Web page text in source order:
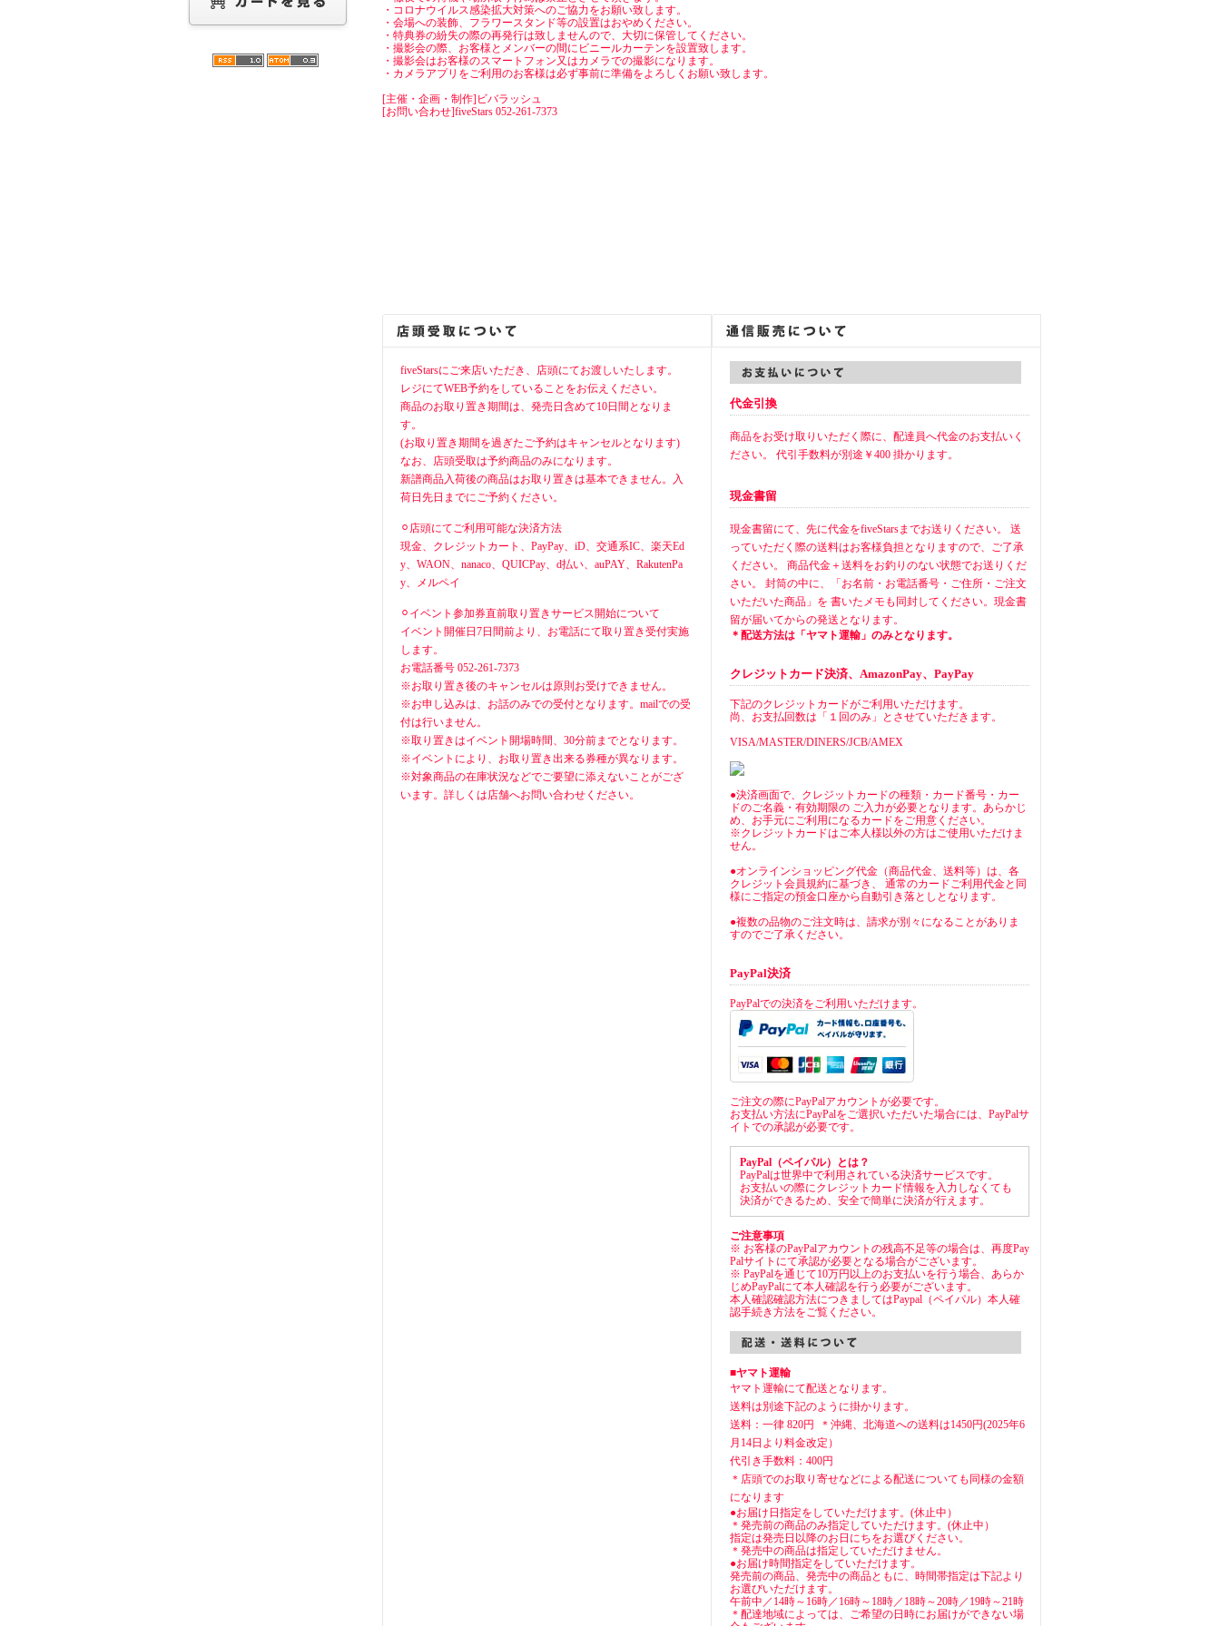
・コロナウイルス感染拡大対策へのご協力をお願い致します。
・会場への装飾、フラワースタンド等の設置はおやめください。
・特典券の紛失の際の再発行は致しませんので、大切に保管してください。
・撮影会の際、お客様とメンバーの間にビニールカーテンを設置致します。
・撮影会はお客様のスマートフォン又はカメラでの撮影になります。
・カメラアプリをご利用のお客様は必ず事前に準備をよろしくお願い致します。
[主催・企画・制作]ビバラッシュ
[お問い合わせ]fiveStars 052-261-7373
fiveStarsにご来店いただき、店頭にてお渡しいたします。
レジにてWEB予約をしていることをお伝えください。
商品のお取り置き期間は、発売日含めて10日間となりま
す。
(お取り置き期間を過ぎたご予約はキャンセルとなります)
なお、店頭受取は予約商品のみになります。
新譜商品入荷後の商品はお取り置きは基本できません。入
荷日先日までにご予約ください。
⚪︎店頭にてご利用可能な決済方法
現金、クレジットカート、PayPay、iD、交通系IC、楽天Ed
y、WAON、nanaco、QUICPay、d払い、auPAY、RakutenPa
y、メルペイ
⚪︎イベント参加券直前取り置きサービス開始について
イベント開催日7日間前より、お電話にて取り置き受付実施
します。
お電話番号 052-261-7373
※お取り置き後のキャンセルは原則お受けできません。
※お申し込みは、お話のみでの受付となります。mailでの受
付は行いません。
※取り置きはイベント開場時間、30分前までとなります。
※イベントにより、お取り置き出来る券種が異なります。
※対象商品の在庫状況などでご要望に添えないことがござ
います。詳しくは店舗へお問い合わせください。
代金引換
商品をお受け取りいただく際に、配達員へ代金のお支払いく
ださい。 代引手数料が別途￥400 掛かります。
現金書留
現金書留にて、先に代金をfiveStarsまでお送りください。 送
っていただく際の送料はお客様負担となりますので、ご了承
ください。 商品代金＋送料をお釣りのない状態でお送りくだ
さい。 封筒の中に、「お名前・お電話番号・ご住所・ご注文
いただいた商品」を 書いたメモも同封してください。現金書
留が届いてからの発送となります。
＊配送方法は「ヤマト運輸」のみとなります。
クレジットカード決済、AmazonPay、PayPay
下記のクレジットカードがご利用いただけます。
尚、お支払回数は「１回のみ」とさせていただきます。
VISA/MASTER/DINERS/JCB/AMEX
●決済画面で、クレジットカードの種類・カード番号・カー
ドのご名義・有効期限の ご入力が必要となります。あらかじ
め、お手元にご利用になるカードをご用意ください。
※クレジットカードはご本人様以外の方はご使用いただけま
せん。
●オンラインショッピング代金（商品代金、送料等）は、各
クレジット会員規約に基づき、 通常のカードご利用代金と同
様にご指定の預金口座から自動引き落としとなります。
●複数の品物のご注文時は、請求が別々になることがありま
すのでご了承ください。
PayPal決済
PayPalでの決済をご利用いただけます。
ご注文の際にPayPalアカウントが必要です。
お支払い方法にPayPalをご選択いただいた場合には、PayPalサ
イトでの承認が必要です。
PayPal（ペイパル）とは？
PayPalは世界中で利用されている決済サービスです。
お支払いの際にクレジットカード情報を入力しなくても
決済ができるため、安全で簡単に決済が行えます。
ご注意事項
※ お客様のPayPalアカウントの残高不足等の場合は、再度Pay
Palサイトにて承認が必要となる場合がございます。
※ PayPalを通じて10万円以上のお支払いを行う場合、あらか
じめPayPalにて本人確認を行う必要がございます。
本人確認確認方法につきましてはPaypal（ペイパル）本人確
認手続き方法をご覧ください。
■ヤマト運輸
ヤマト運輸にて配送となります。
送料は別途下記のように掛かります。
送料：一律 820円 ＊沖縄、北海道への送料は1450円(2025年6
月14日より料金改定）
代引き手数料：400円
＊店頭でのお取り寄せなどによる配送についても同様の金額
になります
●お届け日指定をしていただけます。(休止中）
＊発売前の商品のみ指定していただけます。(休止中）
指定は発売日以降のお日にちをお選びください。
＊発売中の商品は指定していただけません。
●お届け時間指定をしていただけます。
発売前の商品、発売中の商品ともに、時間帯指定は下記より
お選びいただけます。
午前中／14時～16時／16時～18時／18時～20時／19時～21時
＊配達地域によっては、ご希望の日時にお届けができない場